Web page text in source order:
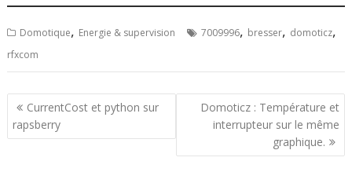
Domotique, Energie & supervision 7009996, bresser, domoticz,
rfxcom
Navigation
de
CurrentCost et python sur
rapsberry
Domoticz : Température et
interrupteur sur le même
graphique.